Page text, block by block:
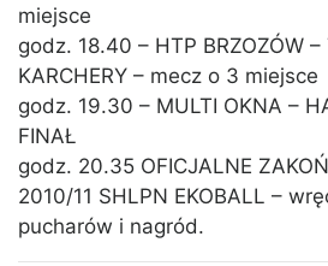
miejsce
godz. 18.40 – HTP BRZOZÓW
KARCHERY – mecz o 3 miejsce
godz. 19.30 – MULTI OKNA –
FINAŁ
godz. 20.35 OFICJALNE
2010/11 SHLPN EKOBALL –
pucharów i nagród.